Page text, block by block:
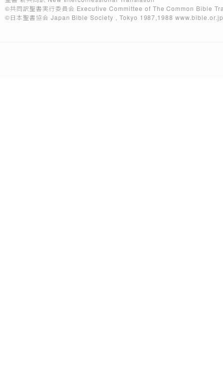
©共同訳聖書実行委員会 Executive Committee of The Common Bible
©日本聖書協会 Japan Bible Society , Tokyo 1987,1988www.bible.or.jp